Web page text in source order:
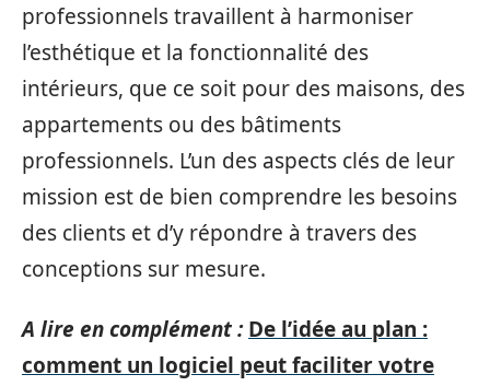
professionnels travaillent à harmoniser
l’esthétique et la fonctionnalité des
intérieurs, que ce soit pour des maisons, des
appartements ou des bâtiments
professionnels. L’un des aspects clés de leur
mission est de bien comprendre les besoins
des clients et d’y répondre à travers des
conceptions sur mesure.
A lire en complément : De l’idée au plan :
comment un logiciel peut faciliter votre